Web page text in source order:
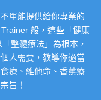
單能提供給你專業的
般，這些「健康
整體療法」為根本，
人需要，教導你適當
療、維他命、香薰療
旨！